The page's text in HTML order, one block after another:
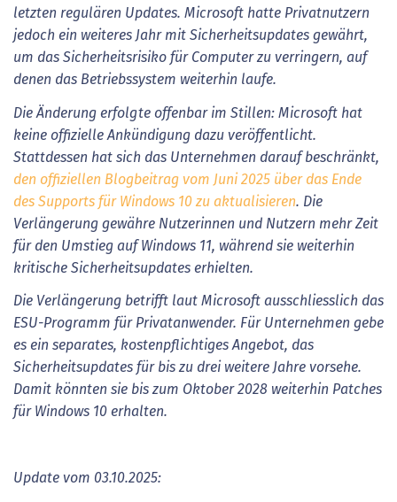
letzten regulären Updates. Microsoft hatte Privatnutzern
jedoch ein weiteres Jahr mit Sicherheitsupdates gewährt,
um das Sicherheitsrisiko für Computer zu verringern, auf
denen das Betriebssystem weiterhin laufe.
Die Änderung erfolgte offenbar im Stillen: Microsoft hat
keine offizielle Ankündigung dazu veröffentlicht.
Stattdessen hat sich das Unternehmen darauf beschränkt,
den offiziellen Blogbeitrag vom Juni 2025 über das Ende
des Supports für Windows 10 zu aktualisieren. Die
Verlängerung gewähre Nutzerinnen und Nutzern mehr Zeit
für den Umstieg auf Windows 11, während sie weiterhin
kritische Sicherheitsupdates erhielten.
Die Verlängerung betrifft laut Microsoft ausschliesslich das
ESU-Programm für Privatanwender. Für Unternehmen gebe
es ein separates, kostenpflichtiges Angebot, das
Sicherheitsupdates für bis zu drei weitere Jahre vorsehe.
Damit könnten sie bis zum Oktober 2028 weiterhin Patches
für Windows 10 erhalten.
Update vom 03.10.2025: